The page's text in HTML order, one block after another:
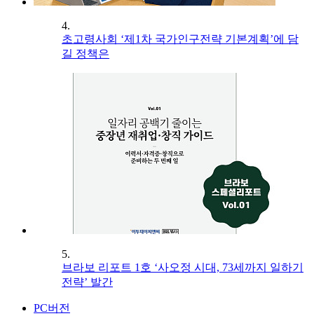
4.
초고령사회 ‘제1차 국가인구전략 기본계획’에 담
길 정책은
5.
브라보 리포트 1호 ‘사오정 시대, 73세까지 일하기
전략’ 발간
PC버전